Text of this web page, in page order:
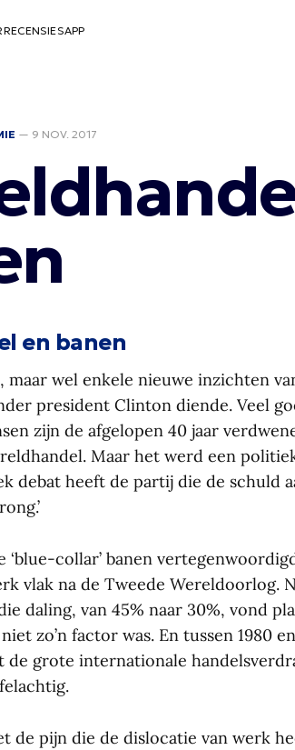
RECENSIESAPP
— 9 NOV. 2017
en banen
wel enkele nieuwe inzichten
president Clinton diende. Veel
zijn de afgelopen 40 jaar
Maar het werd een
debat heeft de partij die de schuld
‘blue-collar’ banen
vlak na de Tweede Wereldoorlog.
daling, van 45% naar 30%, vond
zo’n factor was. En tussen 1980
de grote internationale
de pijn die de dislocatie van werk